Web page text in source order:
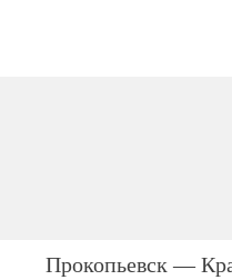
Прокопьевск —